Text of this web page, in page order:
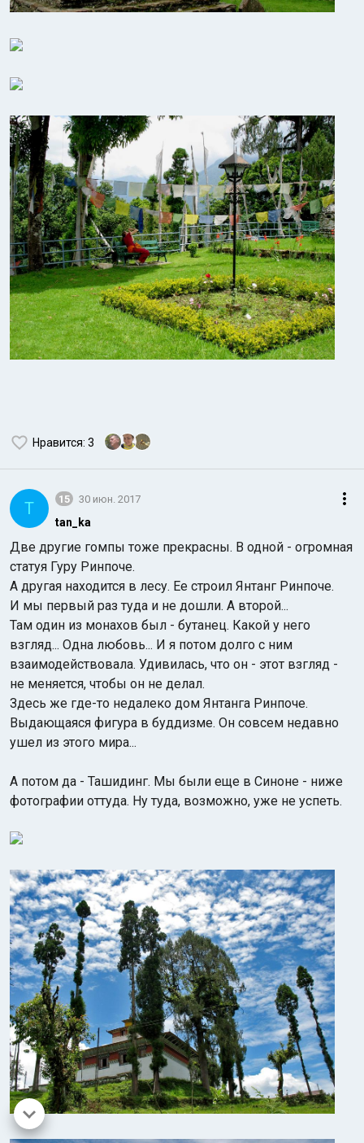
Нравится: 3
T 15 30 июн. 2017
tan_ka
Две другие гомпы тоже прекрасны. В одной - огромная
статуя Гуру Ринпоче.
А другая находится в лесу. Ее строил Янтанг Ринпоче.
И мы первый раз туда и не дошли. А второй...
Там один из монахов был - бутанец. Какой у него
взгляд... Одна любовь... И я потом долго с ним
взаимодействовала. Удивилась, что он - этот взгляд -
не меняется, чтобы он не делал.
Здесь же где-то недалеко дом Янтанга Ринпоче.
Выдающаяся фигура в буддизме. Он совсем недавно
ушел из этого мира...
А потом да - Ташидинг. Мы были еще в Синоне - ниже
фотографии оттуда. Ну туда, возможно, уже не успеть.